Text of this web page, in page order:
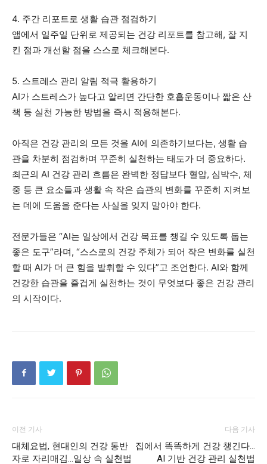
4. 주간 리포트로 생활 습관 점검하기
앱에서 일주일 단위로 제공되는 건강 리포트를 참고해, 잘 지
킨 점과 개선할 점을 스스로 체크해본다.
5. 스트레스 관리 알림 적극 활용하기
AI가 스트레스가 높다고 알리면 간단한 호흡운동이나 짧은 산
책 등 실천 가능한 방법을 즉시 적용해본다.
아직은 건강 관리의 모든 것을 AI에 의존하기보다는, 생활 습
관을 차분히 점검하며 꾸준히 실천하는 태도가 더 중요하다.
최근의 AI 건강 관리 흐름은 완벽한 정답보다 혈압, 심박수, 체
중 등 큰 요소들과 생활 속 작은 습관의 변화를 꾸준히 지켜보
는 데에 도움을 준다는 사실을 잊지 말아야 한다.
전문가들은 “AI는 일상에서 건강 목표를 챙길 수 있도록 돕는
좋은 도구”라며, “스스로의 건강 주체가 되어 작은 변화를 실천
할 때 AI가 더 큰 힘을 발휘할 수 있다”고 조언한다. AI와 함께
건강한 습관을 즐겁게 실천하는 것이 무엇보다 좋은 건강 관리
의 시작이다.
이전 기사
대체요법, 현대인의 건강 동반
자로 자리매김…일상 속 실천법
다음 기사
집에서 똑똑하게 건강 챙긴다…
AI 기반 건강 관리 실천법